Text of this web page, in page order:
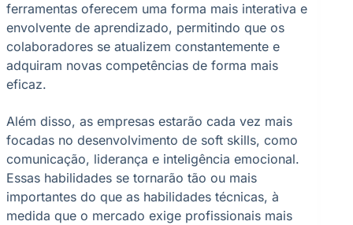
ferramentas oferecem uma forma mais interativa e
envolvente de aprendizado, permitindo que os
colaboradores se atualizem constantemente e
adquiram novas competências de forma mais
eficaz.
Além disso, as empresas estarão cada vez mais
focadas no desenvolvimento de soft skills, como
comunicação, liderança e inteligência emocional.
Essas habilidades se tornarão tão ou mais
importantes do que as habilidades técnicas, à
medida que o mercado exige profissionais mais